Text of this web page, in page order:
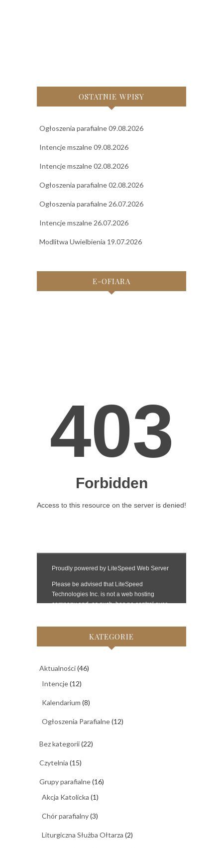
OSTATNIE WPISY
Ogłoszenia parafialne 09.08.2026
Intencje mszalne 09.08.2026
Intencje mszalne 02.08.2026
Ogłoszenia parafialne 02.08.2026
Ogłoszenia parafialne 26.07.2026
Intencje mszalne 26.07.2026
Modlitwa Uwielbienia 19.07.2026
E-OFIARA
KATEGORIE
Aktualności(46)
Intencje(12)
Kalendarium (8)
Ogłoszenia Parafialne(12)
Bez kategorii(22)
Czytelnia (15)
Grupy parafialne(16)
Akcja Katolicka (1)
Chór parafialny(3)
Liturgiczna Służba Ołtarza (2)